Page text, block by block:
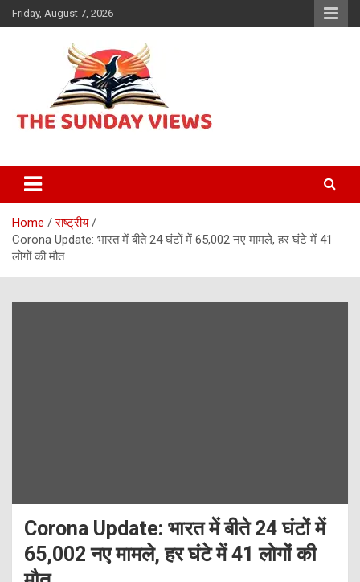
Skip
to
Friday, August 7, 2026
The Sunday views
Home
राष्ट्रीय
Corona Update: भारत में बीते 24 घंटों में 65,002 नए मामले, हर घंटे में 41
लोगों की मौत
Corona Update: भारत में बीते 24 घंटों में
65,002 नए मामले, हर घंटे में 41 लोगों की